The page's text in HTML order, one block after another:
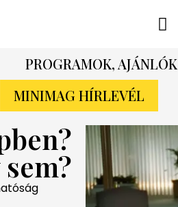
PROGRAMOK, AJÁNLÓK
MINIMAG HÍRLEVÉL